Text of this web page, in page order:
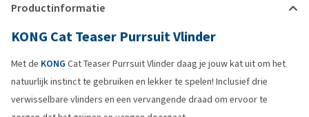
Productinformatie
KONG Cat Teaser Purrsuit Vlinder
Met de KONG Cat Teaser Purrsuit Vlinder daag je jouw kat uit om het
natuurlijk instinct te gebruiken en lekker te spelen! Inclusief drie
verwisselbare vlinders en een vervangende draad om ervoor te